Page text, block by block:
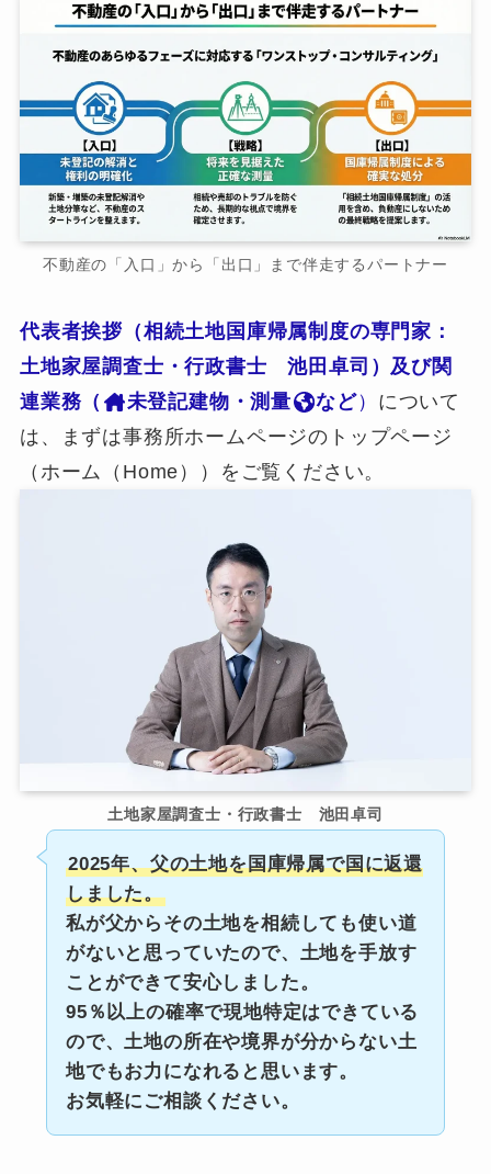
不動産の「入口」から「出口」まで伴走するパートナー
代表者挨拶（相続土地国庫帰属制度の専門家：
土地家屋調査士・行政書士 池田卓司）及び関
連業務（
未登記建物・測量 など） について
は、まずは事務所ホームページのトップページ
（ホーム（Home））をご覧ください。
土地家屋調査士・行政書士 池田卓司
2025年、父の土地を国庫帰属で国に返還
しました。
私が父からその土地を相続しても使い道
がないと思っていたので、土地を手放す
ことができて安心しました。
95％以上の確率で現地特定はできている
ので、土地の所在や境界が分からない土
地でもお力になれると思います。
お気軽にご相談ください。